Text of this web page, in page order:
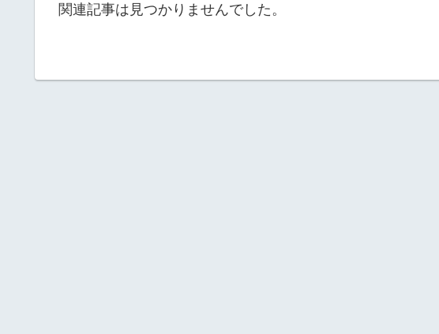
関連記事は見つかりませんでした。